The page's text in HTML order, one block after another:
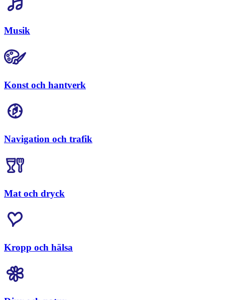
Musik
Konst och hantverk
Navigation och trafik
Mat och dryck
Kropp och hälsa